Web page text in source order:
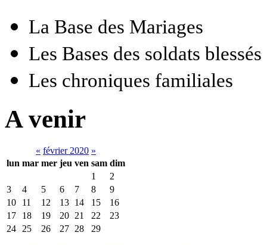
La Base des Mariages
Les Bases des soldats
Les chroniques familiales
A venir
« février 2020 »
lun mar mer jeu ven sam dim
1
2
3
4 5 6 7 8
9
10
11 12 13 14 15
16
17
18 19 20 21 22
23
24
25 26 27 28 29